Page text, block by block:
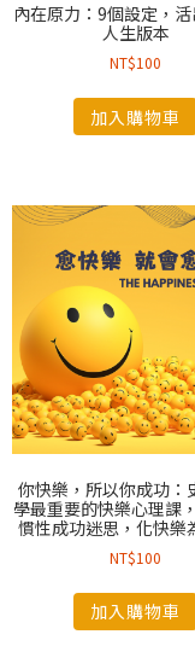
內在原力：9個設定，
人生版本
NT$100
加入購物車
你快樂，所以你成功：
學最重要的快樂心理課
慣性成功迷思，化快樂
NT$100
加入購物車